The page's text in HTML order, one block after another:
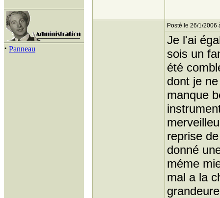
· Panneau
Posté le 26/1/2006
Je l'ai
sois un
été
dont je
manque
reprise
donné
méme
mal a la